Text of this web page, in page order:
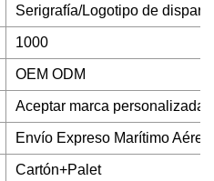
Serigrafía/Logotipo de
1000
OEM ODM
Aceptar marca personalizada
Envío Expreso Marítimo Aéreo
Cartón+Palet